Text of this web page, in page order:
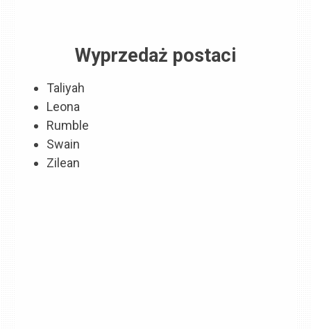
Wyprzedaż postaci
Taliyah
Leona
Rumble
Swain
Zilean